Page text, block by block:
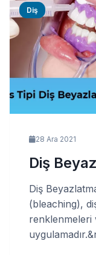
Diş
28 Ara 2021
Diş
Diş
(bleaching),
renklenmeleri